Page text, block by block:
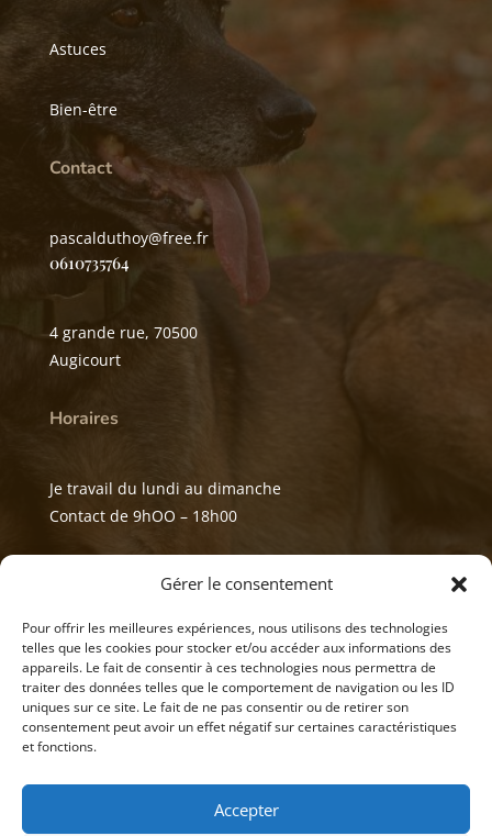
Gérer le consentement
Pour offrir les meilleures expériences, nous utilisons des technologies
telles que les cookies pour stocker et/ou accéder aux informations des
appareils. Le fait de consentir à ces technologies nous permettra de
traiter des données telles que le comportement de navigation ou les ID
uniques sur ce site. Le fait de ne pas consentir ou de retirer son
consentement peut avoir un effet négatif sur certaines caractéristiques
et fonctions.
Accepter
Astuces
Bien-être
Contact
pascalduthoy@free.fr
0610735764
4 grande rue, 70500
Augicourt
Horaires
Je travail du lundi au dimanche
Contact de 9hOO – 18h00